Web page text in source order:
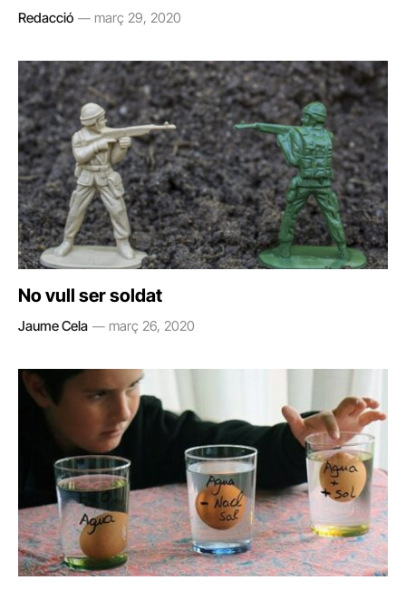
Redacció març 29, 2020
No vull ser soldat
Jaume Cela març 26, 2020